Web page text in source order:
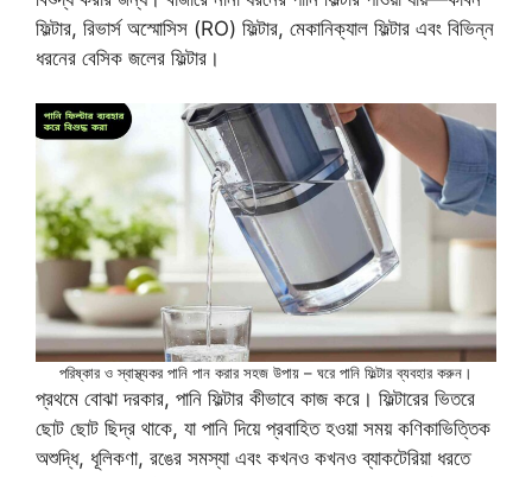
ফিল্টার, রিভার্স অস্মোসিস (RO) ফিল্টার, মেকানিক্যাল ফিল্টার এবং বিভিন্ন
ধরনের বেসিক জলের ফিল্টার।
পরিষ্কার ও স্বাস্থ্যকর পানি পান করার সহজ উপায় – ঘরে পানি ফিল্টার ব্যবহার করুন।
প্রথমে বোঝা দরকার, পানি ফিল্টার কীভাবে কাজ করে। ফিল্টারের ভিতরে
ছোট ছোট ছিদ্র থাকে, যা পানি দিয়ে প্রবাহিত হওয়া সময় কণিকাভিত্তিক
অশুদ্ধি, ধূলিকণা, রঙের সমস্যা এবং কখনও কখনও ব্যাকটেরিয়া ধরতে